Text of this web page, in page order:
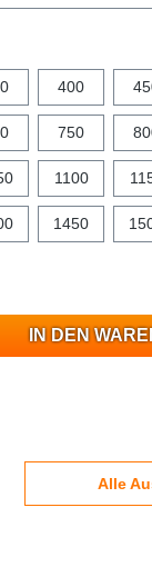
400
750
1100
1450
IN DEN
Alle